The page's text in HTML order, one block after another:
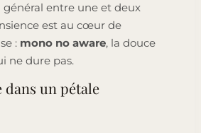
entre une et deux
est au cœur de
: mono no aware, la douce
ne dure pas.
un pétale